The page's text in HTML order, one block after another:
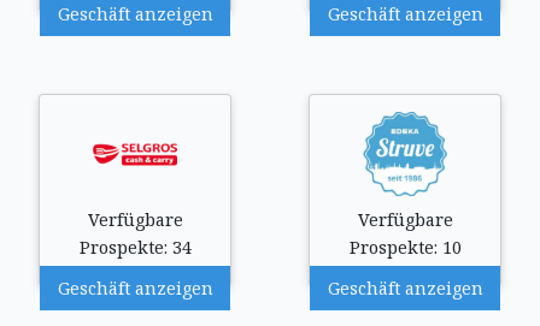
Geschäft anzeigen
Geschäft anzeigen
Verfügbare
Prospekte: 34
Geschäft anzeigen
Verfügbare
Prospekte: 10
Geschäft anzeigen